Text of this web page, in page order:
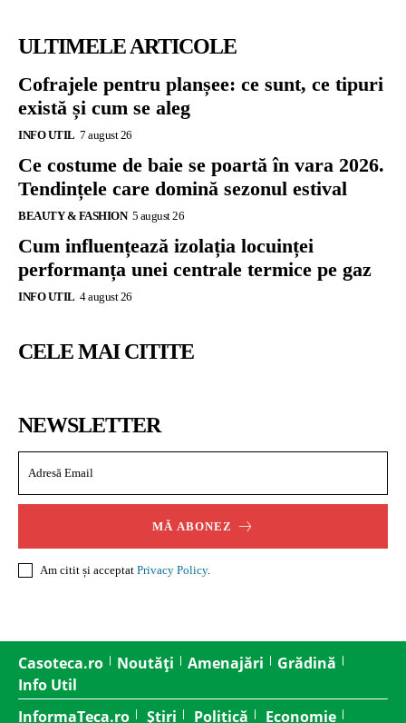
ULTIMELE ARTICOLE
Cofrajele pentru planșee: ce sunt, ce tipuri
există și cum se aleg
INFO UTIL 7 august 26
Ce costume de baie se poartă în vara 2026.
Tendințele care domină sezonul estival
BEAUTY & FASHION 5 august 26
Cum influențează izolația locuinței
performanța unei centrale termice pe gaz
INFO UTIL 4 august 26
CELE MAI CITITE
NEWSLETTER
MĂ ABONEZ
Am citit și acceptat Privacy Policy.
Casoteca.ro Noutăți Amenajări
Grădină
Info Util
InformaTeca.ro
Știri Politică Economie